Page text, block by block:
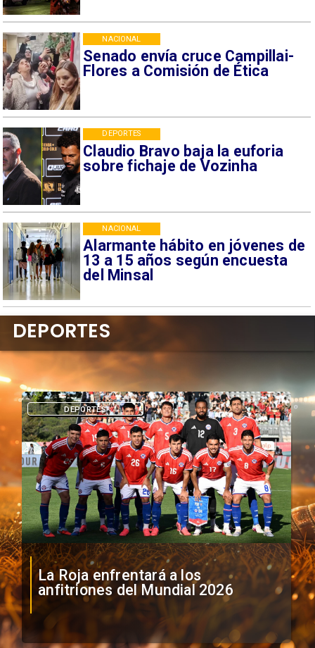
Senado envía cruce Campillai-
Flores a Comisión de Ética
NACIONAL
Claudio Bravo baja la euforia
sobre fichaje de Vozinha
DEPORTES
Alarmante hábito en jóvenes de
13 a 15 años según encuesta
del Minsal
NACIONAL
La Roja enfrentará a los
anfitriones del Mundial 2026
DEPORTES
DEPORTES